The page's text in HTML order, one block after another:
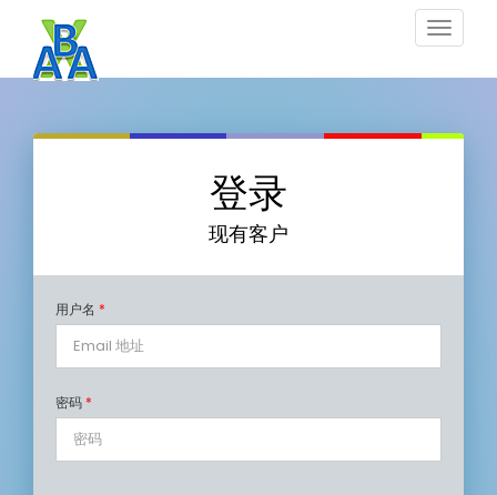
Toggle
登录
现有客户
用户名 *
密码 *